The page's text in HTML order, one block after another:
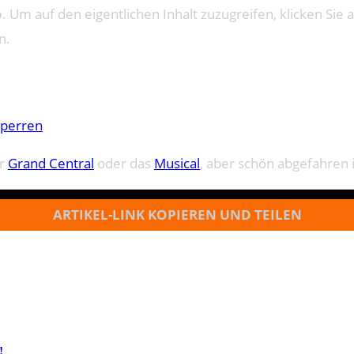
. Um auf den eigentlichen Inhalt zuzugreifen, klicken Sie
Grand Central oder das Musical, aber schön
ARTIKEL-LINK KOPIEREN UND TEILEN